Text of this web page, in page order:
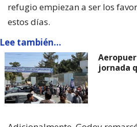
refugio empiezan a ser los
estos días.
Lee también...
jornada